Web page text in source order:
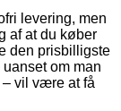
levering, men
af at du køber
den prisbilligste
om man
vil være at få